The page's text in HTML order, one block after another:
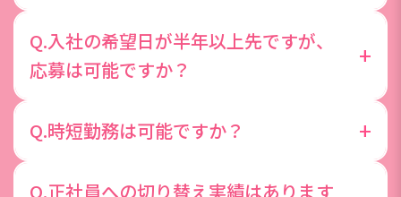
キルや経験より「やってみたい！」という気持ちを
大切にしています◎
て配属担当が選定します。全ての希望を叶えること
は難しいかもしれませんが、希望する理由などじっ
Q.入社の希望日が半年以上先ですが、
応募は可能ですか？
+
ることが望ましいです。
Q.時短勤務は可能ですか？ +
Q.正社員への切り替え実績はあります